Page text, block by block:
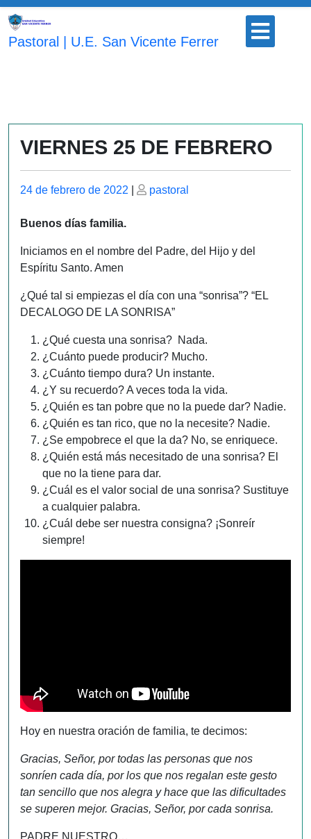
Saltar
contenido
Pastoral | U.E. San Vicente Ferrer
Botón
abrir
VIERNES 25 DE FEBRERO
Publicado
24 de febrero de 2022
Publicado
pastoral
Buenos días familia.
Iniciamos en el nombre del Padre, del Hijo y del
Espíritu Santo. Amen
¿Qué tal si empiezas el día con una “sonrisa”? “EL
DECALOGO DE LA SONRISA”
¿Qué cuesta una sonrisa? Nada.
¿Cuánto puede producir? Mucho.
¿Cuánto tiempo dura? Un instante.
¿Y su recuerdo? A veces toda la vida.
¿Quién es tan pobre que no la puede dar? Nadie.
¿Quién es tan rico, que no la necesite? Nadie.
¿Se empobrece el que la da? No, se enriquece.
¿Quién está más necesitado de una sonrisa? El
que no la tiene para dar.
¿Cuál es el valor social de una sonrisa? Sustituye
a cualquier palabra.
¿Cuál debe ser nuestra consigna? ¡Sonreír
siempre!
Hoy en nuestra oración de familia, te decimos:
Gracias, Señor, por todas las personas que nos
sonríen cada día, por los que nos regalan este gesto
tan sencillo que nos alegra y hace que las dificultades
se superen mejor. Gracias, Señor, por cada sonrisa.